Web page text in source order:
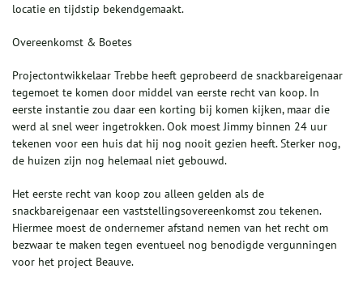
locatie en tijdstip bekendgemaakt.
Overeenkomst & Boetes
Projectontwikkelaar Trebbe heeft geprobeerd de snackbareigenaar
tegemoet te komen door middel van eerste recht van koop. In
eerste instantie zou daar een korting bij komen kijken, maar die
werd al snel weer ingetrokken. Ook moest Jimmy binnen 24 uur
tekenen voor een huis dat hij nog nooit gezien heeft. Sterker nog,
de huizen zijn nog helemaal niet gebouwd.
Het eerste recht van koop zou alleen gelden als de
snackbareigenaar een vaststellingsovereenkomst zou tekenen.
Hiermee moest de ondernemer afstand nemen van het recht om
bezwaar te maken tegen eventueel nog benodigde vergunningen
voor het project Beauve.